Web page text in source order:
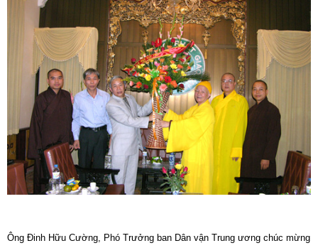
Ông Đinh Hữu Cường, Phó Trưởng ban Dân vận Trung ương chúc mừng